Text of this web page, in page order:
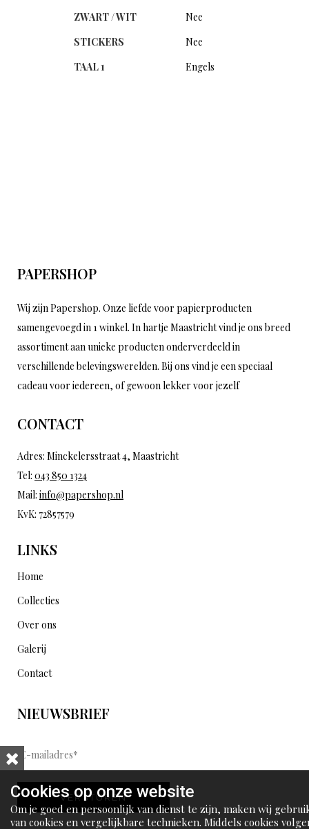
ZWART / WIT
Nee
STICKERS
Nee
TAAL 1
Engels
PAPERSHOP
Wij zijn Papershop. Onze liefde voor papierproducten
samengevoegd in 1 winkel. In hartje Maastricht vind je ons breed
assortiment aan unieke producten onderverdeeld in
verschillende belevingswerelden. Bij ons vind je een speciaal
cadeau voor iedereen, of gewoon lekker voor jezelf
CONTACT
Adres: Minckelersstraat 4, Maastricht
Tel: 043 850 1324
Mail: info@papershop.nl
KvK: 72857579
LINKS
Home
Collecties
Over ons
Galerij
Contact
NIEUWSBRIEF
E
-
m
a
i
VERSTUREN
Cookies op onze website
Om je goed en persoonlijk van dienst te zijn, maken wij
van cookies en vergelijkbare technieken. Middels cookies